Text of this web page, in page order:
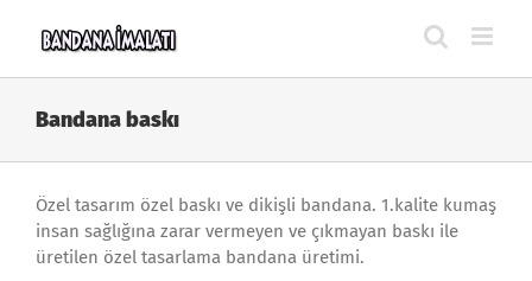
Bandana baskı
Özel tasarım özel baskı ve dikişli bandana. 1.kalite kumaş
insan sağlığına zarar vermeyen ve çıkmayan baskı ile
üretilen özel tasarlama bandana üretimi.